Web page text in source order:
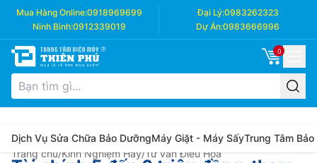
Mua Hàng Online:0918969699 Đại Lý:0983262323
Ninh Bình:0912339019 Dự Án:0983666996
0
Dịch Vụ Sửa Chữa Bảo DưỡngMáy Giặt - Máy SấyTrung Tâm Bảo
Trang chủ/Kinh Nghiệm Hay/Tư vấn Điều Hòa